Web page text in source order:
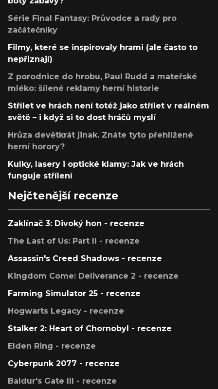
Série Final Fantasy: Průvodce a rady pro
začátečníky
Filmy, které se inspirovaly hrami (ale často to
nepřiznají)
Z porodnice do hrobu, Paul Rudd a mateřské
mléko: šílené reklamy herní historie
Střílet ve hrách není totéž jako střílet v reálném
světě – i když si to dost hráčů myslí
Hrůza devětkrát jinak. Znáte tyto přehlížené
herní horory?
Kulky, lasery i optické klamy: Jak ve hrách
funguje střílení
Nejčtenější recenze
Zaklínač 3: Divoký hon - recenze
The Last of Us: Part II - recenze
Assassin's Creed Shadows - recenze
Kingdom Come: Deliverance 2 - recenze
Farming Simulator 25 - recenze
Hogwarts Legacy - recenze
Stalker 2: Heart of Chornobyl - recenze
Elden Ring - recenze
Cyberpunk 2077 - recenze
Baldur's Gate III - recenze